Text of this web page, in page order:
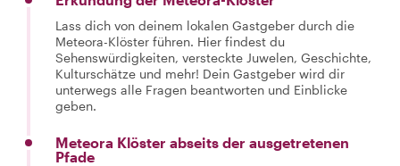
Lass dich von deinem lokalen Gastgeber durch die
Meteora-Klöster führen. Hier findest du
Sehenswürdigkeiten, versteckte Juwelen, Geschichte,
Kulturschätze und mehr! Dein Gastgeber wird dir
unterwegs alle Fragen beantworten und Einblicke
geben.
Meteora Klöster abseits der ausgetretenen
Pfade